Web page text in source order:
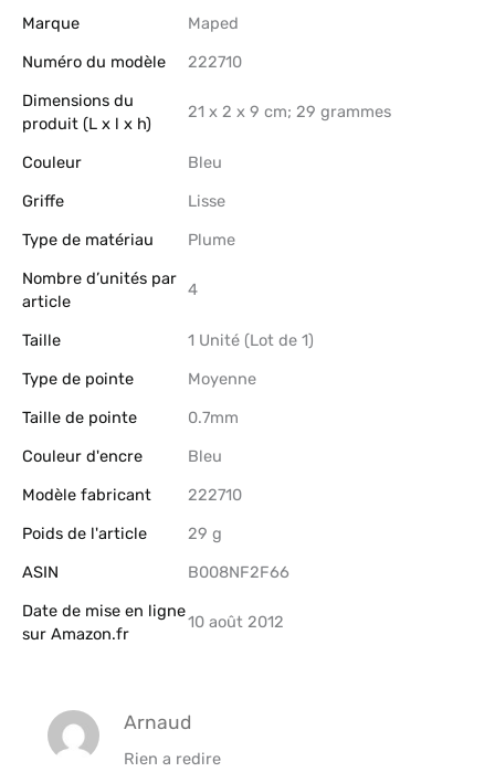
Marque
‎Maped
Numéro du modèle
‎222710
Dimensions du
produit (L x l x h)
‎21 x 2 x 9 cm; 29 grammes
Couleur
‎Bleu
Griffe
‎Lisse
Type de matériau
‎Plume
Nombre d’unités par
article
‎4
Taille
‎1 Unité (Lot de 1)
Type de pointe
‎Moyenne
Taille de pointe
‎0.7mm
Couleur d'encre
‎Bleu
Modèle fabricant
‎222710
Poids de l'article
‎29 g
ASIN
B008NF2F66
Date de mise en ligne
sur Amazon.fr
10 août 2012
Arnaud
Rien a redire